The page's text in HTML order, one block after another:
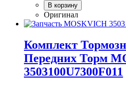
В корзину
Оригинал
Комплект
Передних Торм
3503100U7300F011